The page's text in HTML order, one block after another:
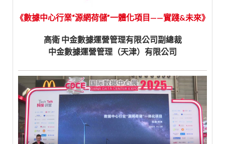
《數據中心行業“源網荷儲”一體化項目——實踐&未來》
高衛 中金數據運營管理有限公司副總裁
中金數據運營管理（天津）有限公司